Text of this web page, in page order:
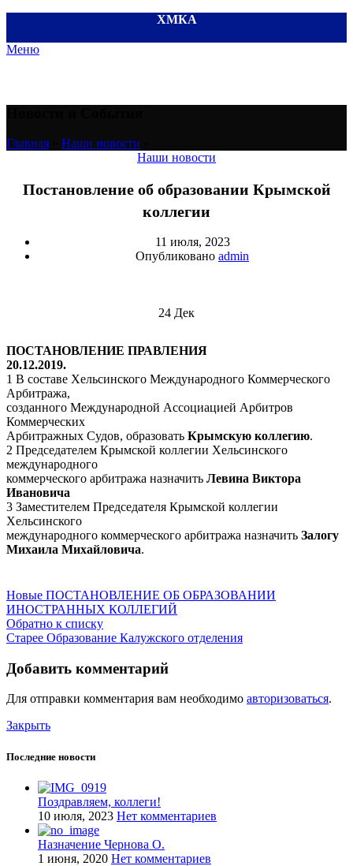
ХМКА
Меню
Главная Наши новости
Наши новости
Постановление об образовании Крымской
коллегии
11 июля, 2023
Опубликовано admin
24 Дек
ПОСТАНОВЛЕНИЕ ПРАВЛЕНИЯ
20.12.2019.
1 В составе Хельсинского Международного Коммерческого
Арбитража,
созданного Международной Ассоциацией Арбитров
Коммерческих
Арбитражных Судов, образовать Крымскую коллегию.
2 Председателем Крымской коллегии Хельсинского
международного
коммерческого арбитража назначить Левина Виктора
Ивановича
3 Заместителем Председателя Крымской коллегии
Хельсинского
международного коммерческого арбитража назначить Залогу
Михаила Михайловича.
Новые ПОСТАНОВЛЕНИЕ ОБ ОБРАЗОВАНИИ
ИНОСТРАННЫХ КОЛЛЕГИЙ
Обратно к списку
Старее Образование Калужского отделения
Добавить комментарий
Для отправки комментария вам необходимо авторизоваться.
Закрыть
Последние новости
Поздравляем, коллеги!
10 июля, 2023 Нет комментариев
Назначение Чернова О.
1 июня, 2020 Нет комментариев